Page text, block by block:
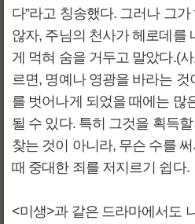
다”라고 칭송했다. 그러나 그
않자, 주님의 천사가 헤로데를
게 먹혀 숨을 거두고 말았다.(
르면, 명예나 영광을 바라는 것
를 벗어나게 되었을 때에는 많
될 수 있다. 특히 그것을 획득
찾는 것이 아니라, 무슨 수를
때 중대한 죄를 저지르기 쉽다.
<미생>과 같은 드라마에서도